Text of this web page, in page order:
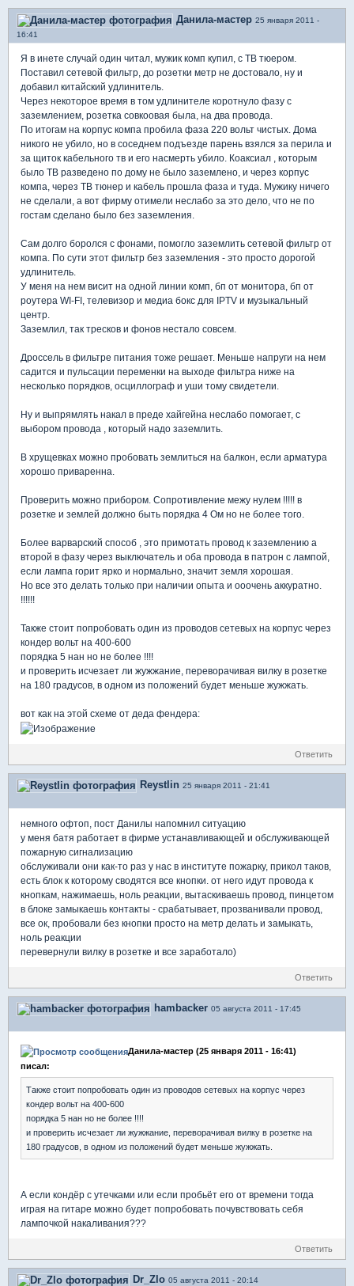
Данила-мастер 25 января 2011 -
16:41
Я в инете случай один читал, мужик комп купил, с ТВ тюером.
Поставил сетевой фильтр, до розетки метр не достовало, ну и
добавил китайский удлинитель.
Через некоторое время в том удлинителе коротнуло фазу с
заземлением, розетка совкоовая была, на два провода.
По итогам на корпус компа пробила фаза 220 вольт чистых. Дома
никого не убило, но в соседнем подъезде парень взялся за перила и
за щиток кабельного тв и его насмерть убило. Коаксиал , которым
было ТВ разведено по дому не было заземлено, и через корпус
компа, через ТВ тюнер и кабель прошла фаза и туда. Мужику ничего
не сделали, а вот фирму отимели неслабо за это дело, что не по
гостам сделано было без заземления.
Сам долго боролся с фонами, помогло заземлить сетевой фильтр от
компа. По сути этот фильтр без заземления - это просто дорогой
удлинитель.
У меня на нем висит на одной линии комп, бп от монитора, бп от
роутера WI-FI, телевизор и медиа бокс для IPTV и музыкальный
центр.
Заземлил, так тресков и фонов нестало совсем.
Дроссель в фильтре питания тоже решает. Меньше напруги на нем
садится и пульсации переменки на выходе фильтра ниже на
несколько порядков, осциллограф и уши тому свидетели.
Ну и выпрямлять накал в преде хайгейна неслабо помогает, с
выбором провода , который надо заземлить.
В хрущевках можно пробовать землиться на балкон, если арматура
хорошо приваренна.
Проверить можно прибором. Сопротивление межу нулем !!!!! в
розетке и землей должно быть порядка 4 Ом но не более того.
Более варварский способ , это примотать провод к заземлению а
второй в фазу через выключатель и оба провода в патрон с лампой,
если лампа горит ярко и нормально, значит земля хорошая.
Но все это делать только при наличии опыта и ооочень аккуратно.
!!!!!!
Также стоит попробовать один из проводов сетевых на корпус через
кондер вольт на 400-600
порядка 5 нан но не более !!!!
и проверить исчезает ли жужжание, переворачивая вилку в розетке
на 180 градусов, в одном из положений будет меньше жужжать.
вот как на этой схеме от деда фендера:
Ответить
Reystlin 25 января 2011 - 21:41
немного офтоп, пост Данилы напомнил ситуацию
у меня батя работает в фирме устанавливающей и обслуживающей
пожарную сигнализацию
обслуживали они как-то раз у нас в институте пожарку, прикол таков,
есть блок к которому сводятся все кнопки. от него идут провода к
кнопкам, нажимаешь, ноль реакции, вытаскиваешь провод, пинцетом
в блоке замыкаешь контакты - срабатывает, прозванивали провод,
все ок, пробовали без кнопки просто на метр делать и замыкать,
ноль реакции
перевернули вилку в розетке и все заработало)
Ответить
hambacker 05 августа 2011 - 17:45
Данила-мастер (25 января 2011 - 16:41)
писал:
Также стоит попробовать один из проводов сетевых на корпус через
кондер вольт на 400-600
порядка 5 нан но не более !!!!
и проверить исчезает ли жужжание, переворачивая вилку в розетке на
180 градусов, в одном из положений будет меньше жужжать.
А если кондёр с утечками или если пробьёт его от времени тогда
играя на гитаре можно будет попробовать почувствовать себя
лампочкой накаливания???
Ответить
Dr_Zlo 05 августа 2011 - 20:14